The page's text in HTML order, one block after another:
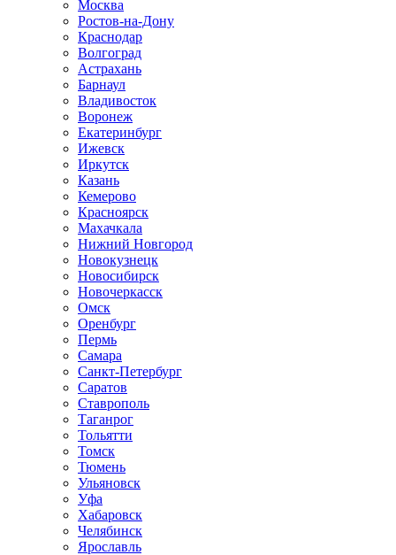
Москва
Ростов-на-Дону
Краснодар
Волгоград
Астрахань
Барнаул
Владивосток
Воронеж
Екатеринбург
Ижевск
Иркутск
Казань
Кемерово
Красноярск
Махачкала
Нижний Новгород
Новокузнецк
Новосибирск
Новочеркаcск
Омск
Оренбург
Пермь
Самара
Санкт-Петербург
Саратов
Ставрополь
Таганрог
Тольятти
Томск
Тюмень
Ульяновск
Уфа
Хабаровск
Челябинск
Ярославль